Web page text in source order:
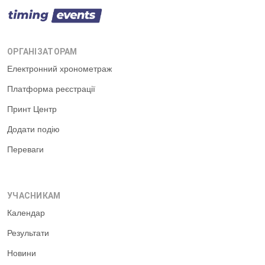
ОРГАНІЗАТОРАМ
Електронний хронометраж
Платформа реєстрації
Принт Центр
Додати подію
Переваги
УЧАСНИКАМ
Календар
Результати
Новини